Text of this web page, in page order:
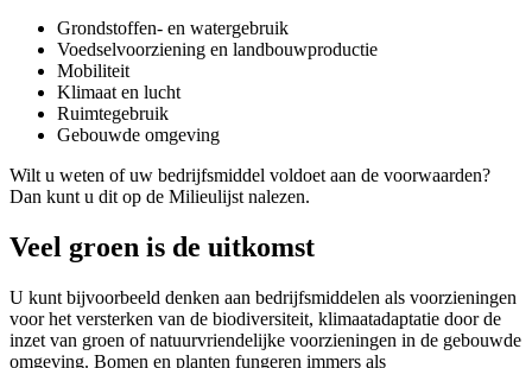
Grondstoffen- en watergebruik
Voedselvoorziening en landbouwproductie
Mobiliteit
Klimaat en lucht
Ruimtegebruik
Gebouwde omgeving
Wilt u weten of uw bedrijfsmiddel voldoet aan de voorwaarden?
Dan kunt u dit op de Milieulijst nalezen.
Veel groen is de uitkomst
U kunt bijvoorbeeld denken aan bedrijfsmiddelen als voorzieningen
voor het versterken van de biodiversiteit, klimaatadaptatie door de
inzet van groen of natuurvriendelijke voorzieningen in de gebouwde
omgeving. Bomen en planten fungeren immers als